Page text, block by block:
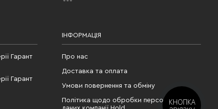
Гарант
Гарант
ІНФОРМАЦІЯ
Про нас
Доставка та оплата
Умови повернення та обміну
Політика щодо обробки персональних
КНОПКА